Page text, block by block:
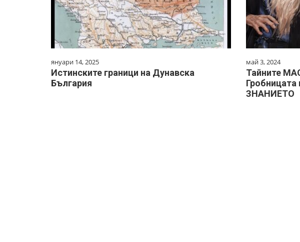
януари 14, 2025
Истинските граници на Дунавска
България
май 3, 2024
Тайните
ЗНАНИЕТО